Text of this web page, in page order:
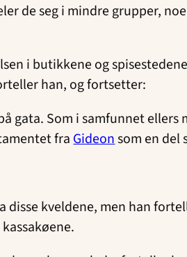
de seg i mindre grupper,
i butikkene og
han, og fortsetter:
Som i samfunnet
fraGideonsom en del
kveldene, men han